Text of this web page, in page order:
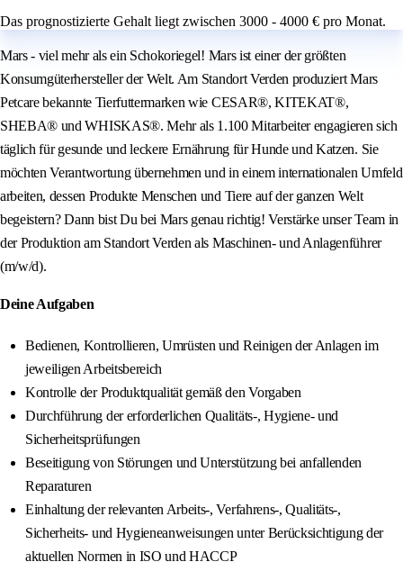
Das prognostizierte Gehalt liegt zwischen 3000 - 4000 € pro Monat.
Mars - viel mehr als ein Schokoriegel! Mars ist einer der größten
Konsumgüterhersteller der Welt. Am Standort Verden produziert Mars
Petcare bekannte Tierfuttermarken wie CESAR®, KITEKAT®,
SHEBA® und WHISKAS®. Mehr als 1.100 Mitarbeiter engagieren sich
täglich für gesunde und leckere Ernährung für Hunde und Katzen. Sie
möchten Verantwortung übernehmen und in einem internationalen Umfeld
arbeiten, dessen Produkte Menschen und Tiere auf der ganzen Welt
begeistern? Dann bist Du bei Mars genau richtig! Verstärke unser Team in
der Produktion am Standort Verden als Maschinen- und Anlagenführer
(m/w/d).
Deine Aufgaben
Bedienen, Kontrollieren, Umrüsten und Reinigen der Anlagen im
jeweiligen Arbeitsbereich
Kontrolle der Produktqualität gemäß den Vorgaben
Durchführung der erforderlichen Qualitäts-, Hygiene- und
Sicherheitsprüfungen
Beseitigung von Störungen und Unterstützung bei anfallenden
Reparaturen
Einhaltung der relevanten Arbeits-, Verfahrens-, Qualitäts-,
Sicherheits- und Hygieneanweisungen unter Berücksichtigung der
aktuellen Normen in ISO und HACCP